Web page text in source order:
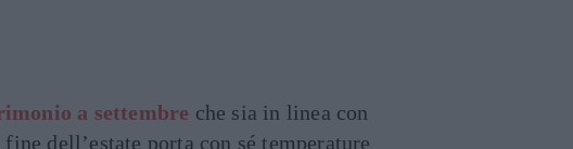
a settembre che sia in linea con
fine dell’estate porta con sé temperature